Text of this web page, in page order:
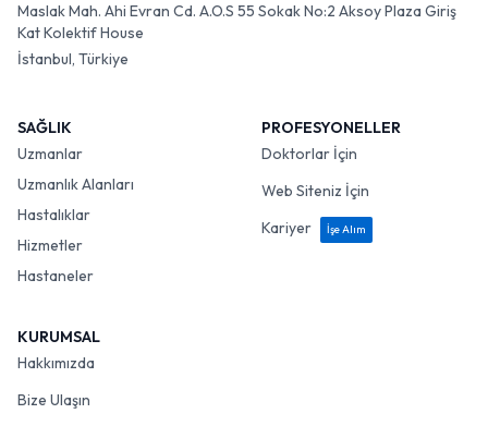
Maslak Mah. Ahi Evran Cd. A.O.S 55 Sokak No:2 Aksoy Plaza Giriş
Kat Kolektif House
İstanbul, Türkiye
SAĞLIK
Uzmanlar
Uzmanlık Alanları
Hastalıklar
Hizmetler
Hastaneler
PROFESYONELLER
Doktorlar İçin
Web Siteniz İçin
Kariyer
İşe Alım
KURUMSAL
Hakkımızda
Bize Ulaşın